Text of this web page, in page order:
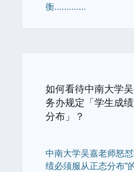
衡.............
如何看待中南大学
务办规定「学生成
分布」？
中南大学吴嘉老师怒
绩必须服从正态分布”